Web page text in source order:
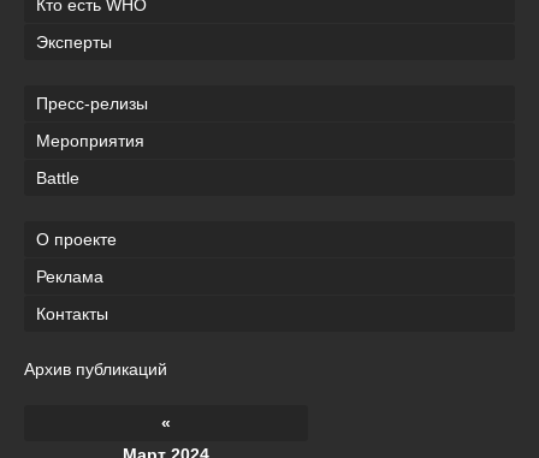
Кто есть WHO
Эксперты
Пресс-релизы
Мероприятия
Battle
О проекте
Реклама
Контакты
Архив публикаций
«